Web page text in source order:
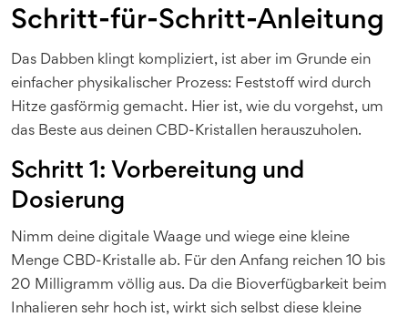
Schritt-für-Schritt-Anleitung
Das Dabben klingt kompliziert, ist aber im Grunde ein
einfacher physikalischer Prozess: Feststoff wird durch
Hitze gasförmig gemacht. Hier ist, wie du vorgehst, um
das Beste aus deinen CBD-Kristallen herauszuholen.
Schritt 1: Vorbereitung und
Dosierung
Nimm deine digitale Waage und wiege eine kleine
Menge CBD-Kristalle ab. Für den Anfang reichen 10 bis
20 Milligramm völlig aus. Da die Bioverfügbarkeit beim
Inhalieren sehr hoch ist, wirkt sich selbst diese kleine